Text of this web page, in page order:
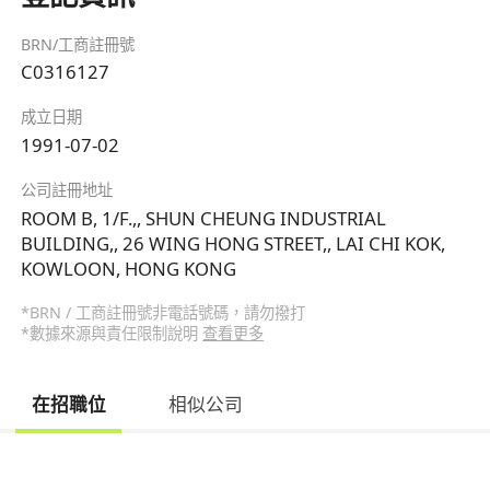
BRN/工商註冊號
C0316127
成立日期
1991-07-02
公司註冊地址
ROOM B, 1/F.,, SHUN CHEUNG INDUSTRIAL
BUILDING,, 26 WING HONG STREET,, LAI CHI KOK,
KOWLOON, HONG KONG
*BRN / 工商註冊號非電話號碼，請勿撥打
*數據來源與責任限制說明 查看更多
在招職位 相似公司